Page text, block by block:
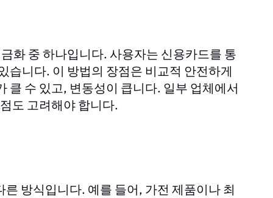
화 중 하나입니다. 사용자는 신용카드를 통
습니다. 이 방법의 장점은 비교적 안전하게
클 수 있고, 변동성이 큽니다. 일부 업체에서
도 고려해야 합니다.
방식입니다. 예를 들어, 가전 제품이나 최